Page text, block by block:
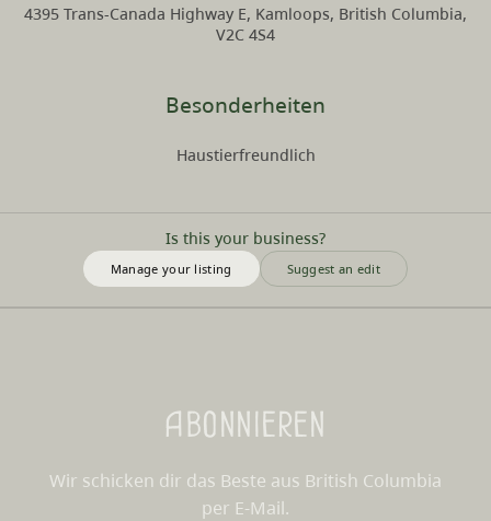
Besonderheiten
Haustierfreundlich
Is this your business?
Manage your listing Suggest an edit
4395 Trans-Canada Highway E, Kamloops, British Columbia,
V2C 4S4
Abonnieren
Wir schicken dir das Beste aus British Columbia
per E-Mail.